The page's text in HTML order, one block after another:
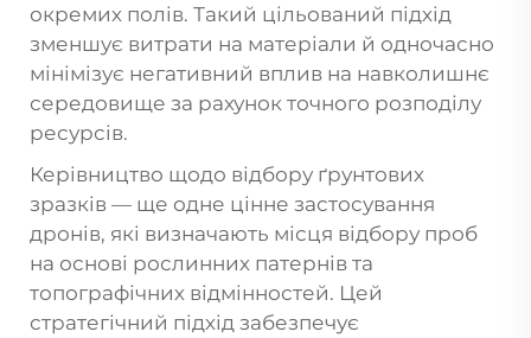
окремих полів. Такий цільований підхід
зменшує витрати на матеріали й одночасно
мінімізує негативний вплив на навколишнє
середовище за рахунок точного розподілу
ресурсів.
Керівництво щодо відбору ґрунтових
зразків — ще одне цінне застосування
дронів, які визначають місця відбору проб
на основі рослинних патернів та
топографічних відмінностей. Цей
стратегічний підхід забезпечує